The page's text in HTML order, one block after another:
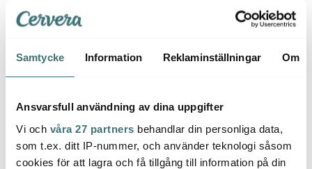
Samtycke Information Reklaminställningar Om
Ansvarsfull användning av dina uppgifter
Vi och våra 27 partners behandlar din personliga data,
som t.ex. ditt IP-nummer, och använder teknologi såsom
cookies för att lagra och få tillgång till information på din
Låt dig inspireras av våra kunder